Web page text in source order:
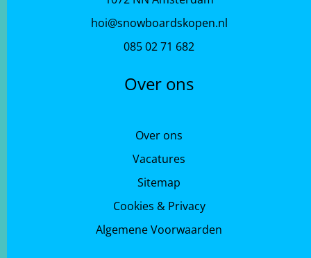
hoi@snowboardskopen.nl
085 02 71 682
Over ons
Over ons
Vacatures
Sitemap
Cookies & Privacy
Algemene Voorwaarden